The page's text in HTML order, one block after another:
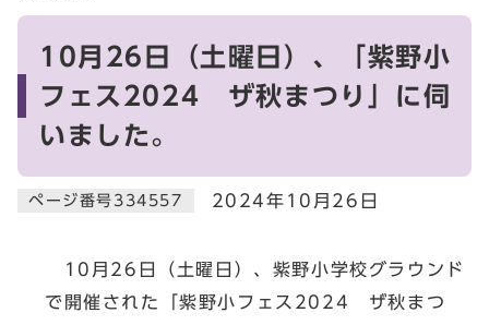
10月26日（土曜日）、「紫野小
フェス2024 ザ秋まつり」に伺
いました。
ページ番号334557 2024年10月26日
10月26日（土曜日）、紫野小学校グラウンド
で開催された「紫野小フェス2024 ザ秋まつ